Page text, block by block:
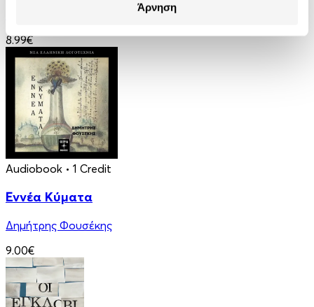
Άρνηση
8.99€
Audiobook • 1 Credit
Εννέα Κύματα
Δημήτρης Φουσέκης
9.00€